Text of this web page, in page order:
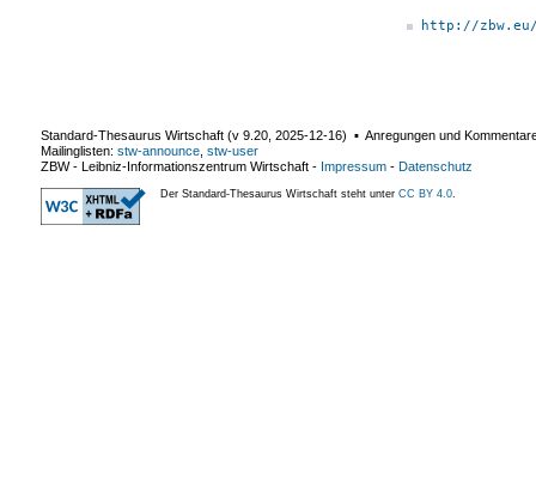
http://
Standard-Thesaurus Wirtschaft (v 9.20 2025-12-16) ▪ Anregungen und
Mailinglisten: stw-announce stw-user
ZBW - Leibniz-Informationszentrum Wirtschaft - Impressum - Datenschutz
Der Standard-Thesaurus Wirtschaft steht unter CC BY 4.0